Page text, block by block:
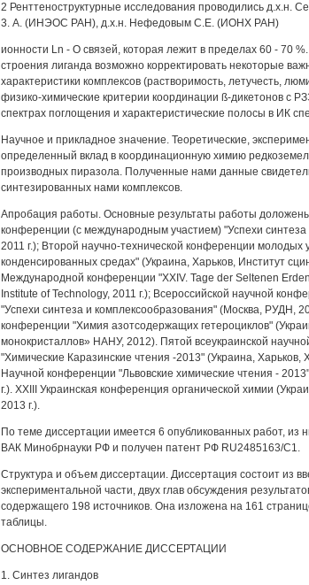
2 Ренттеноструктурные исследования проводились д.х.н.
3. А. (ИНЭОС РАН), д.х.н. Нефедовым С.Е. (ИОНХ РАН)
ионности Ln - О связей, которая лежит в пределах 60 - 70
строения лиганда возможно корректировать некоторые
характеристики комплексов (растворимость, летучесть,
физико-химические критерии координации ß-дикетонов с
спектрах поглощения и характеристические полосы в ИК
Научное и прикладное значение. Теоретические,
определенный вклад в координационную химию
производных пиразола. Полученные нами данные
синтезированных нами комплексов.
Апробация работы. Основные результаты работы
конференции (с международным участием) "Успехи
2011 г.); Второй научно-технической конференции
конденсированных средах" (Украина, Харьков, Институт
Международной конференции "XXIV. Tage der Seltenen
Institute of Technology, 2011 г.); Всероссийской научной
"Успехи синтеза и комплексообразования" (Москва, РУДН,
конференции "Химия азотсодержащих гетероциклов"
монокристаллов» НАНУ, 2012). Пятой всеукраинской
"Химические Каразинские чтения -2013" (Украина,
Научной конференции "Львовские химические чтения -
г.). XXIII Украинская конференция органической химии
2013 г.).
По теме диссертации имеется 6 опубликованных работ, из
ВАК Минобрнауки РФ и получен патент РФ RU2485163/C1.
Структура и объем диссертации. Диссертация состоит из
экспериментальной части, двух глав обсуждения
содержащего 198 источников. Она изложена на 161
таблицы.
ОСНОВНОЕ СОДЕРЖАНИЕ ДИССЕРТАЦИИ
1. Синтез лигандов